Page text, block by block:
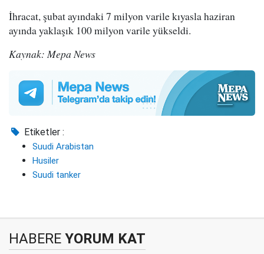
İhracat, şubat ayındaki 7 milyon varile kıyasla haziran
ayında yaklaşık 100 milyon varile yükseldi.
Kaynak: Mepa News
Etiketler :
Suudi Arabistan
Husiler
Suudi tanker
HABERE YORUM KAT